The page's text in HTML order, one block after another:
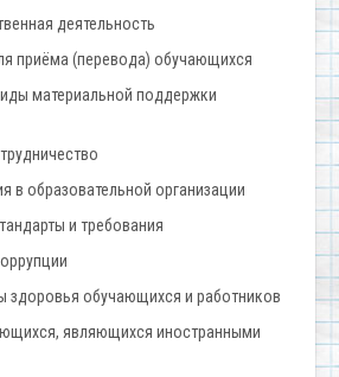
деятельность
приёма (перевода) обучающихся
материальной поддержки
в образовательной организации
и требования
здоровья обучающихся и работников
являющихся иностранными